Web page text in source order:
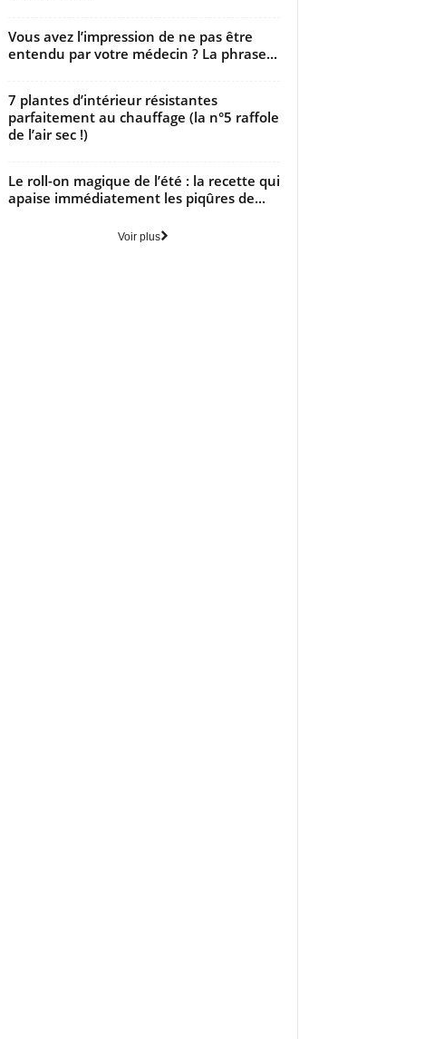
Vous avez l’impression de ne pas être
entendu par votre médecin ? La phrase...
7 plantes d’intérieur résistantes
parfaitement au chauffage (la n°5 raffole
de l’air sec !)
Le roll-on magique de l’été : la recette qui
apaise immédiatement les piqûres de...
Voir plus